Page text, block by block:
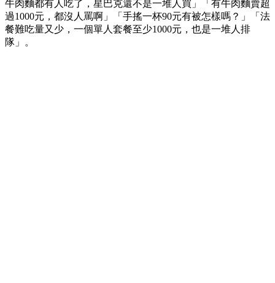
牛肉麵都有人吃了，星巴克還不是一堆人買」「有牛肉麵賣超
過1000元，都沒人罵啊」「手搖一杯90元有被怎樣嗎？」「法
餐難吃量又少，一個單人套餐至少1000元，也是一堆人排
隊」。